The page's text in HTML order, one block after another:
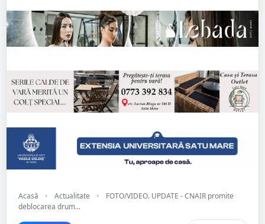
Acasă • Actualitate •
FOTO/VIDEO. UPDATE - CNAIR promite
deblocarea drum...